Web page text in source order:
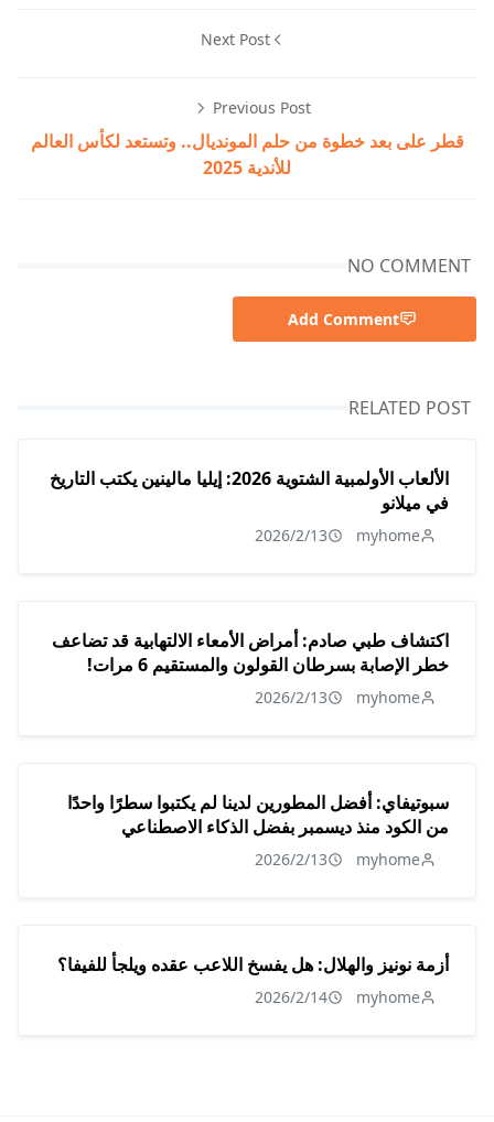
Next Post
Previous Post
قطر على بعد خطوة من حلم المونديال.. وتستعد لكأس العالم
للأندية 2025
NO COMMENT
Add Comment
RELATED POST
الألعاب الأولمبية الشتوية 2026: إيليا مالينين يكتب التاريخ
في ميلانو
myhome
2026/2/13
اكتشاف طبي صادم: أمراض الأمعاء الالتهابية قد تضاعف
خطر الإصابة بسرطان القولون والمستقيم 6 مرات!
myhome
2026/2/13
سبوتيفاي: أفضل المطورين لدينا لم يكتبوا سطرًا واحدًا
من الكود منذ ديسمبر بفضل الذكاء الاصطناعي
myhome
2026/2/13
أزمة نونيز والهلال: هل يفسخ اللاعب عقده ويلجأ للفيفا؟
myhome
2026/2/14